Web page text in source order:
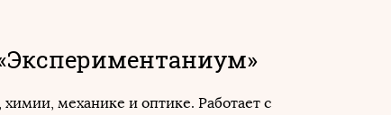
механике и оптике. Работает с